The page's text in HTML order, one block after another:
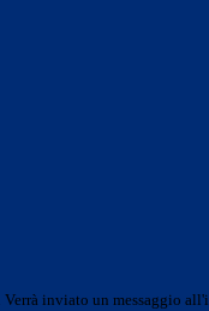
Verrà inviato un messaggio